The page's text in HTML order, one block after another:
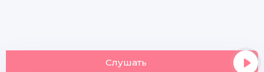
Слушать